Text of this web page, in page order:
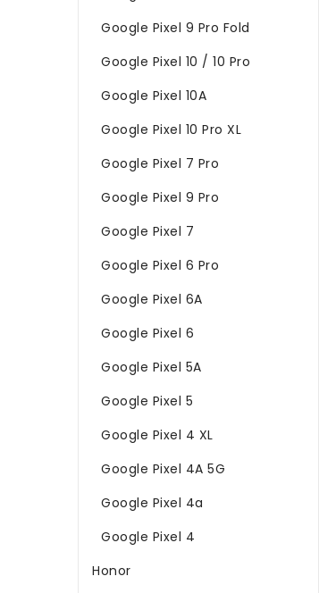
Google Pixel 9 Pro Fold
Google Pixel 10 / 10 Pro
Google Pixel 10A
Google Pixel 10 Pro XL
Google Pixel 7 Pro
Google Pixel 9 Pro
Google Pixel 7
Google Pixel 6 Pro
Google Pixel 6A
Google Pixel 6
Google Pixel 5A
Google Pixel 5
Google Pixel 4 XL
Google Pixel 4A 5G
Google Pixel 4a
Google Pixel 4
Honor